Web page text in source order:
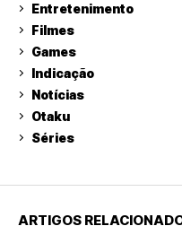
Entretenimento
Filmes
Games
Indicação
Notícias
Otaku
Séries
ARTIGOS